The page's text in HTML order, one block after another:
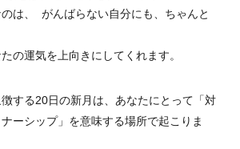
は、 がんばらない自分にも、ちゃんと
の運気を上向きにしてくれます。
する20日の新月は、あなたにとって「対
ーシップ」を意味する場所で起こりま